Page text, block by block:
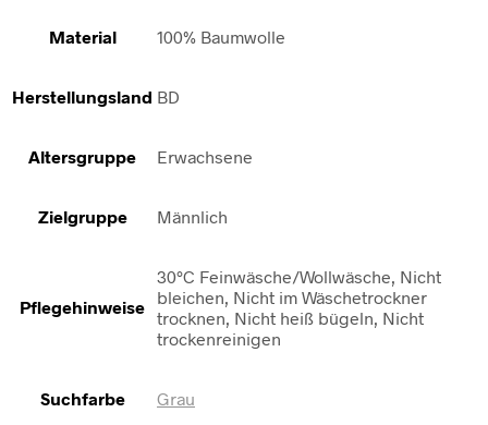
Material 100% Baumwolle
Herstellungsland BD
Altersgruppe Erwachsene
Zielgruppe Männlich
Pflegehinweise
30°C Feinwäsche/Wollwäsche, Nicht
bleichen, Nicht im Wäschetrockner
trocknen, Nicht heiß bügeln, Nicht
trockenreinigen
Suchfarbe Grau